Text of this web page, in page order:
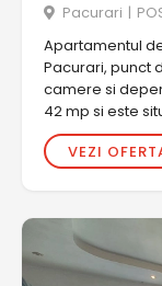
Pacurari |
Apartamentul
Pacurari, punct
camere si
42 mp si este
VEZI